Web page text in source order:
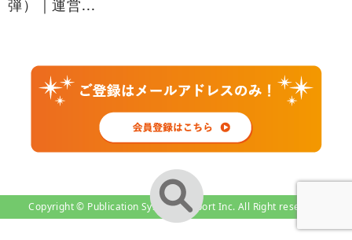
弾）｜運営...
Copyright © Publication System-Support Inc. All Right reserved.